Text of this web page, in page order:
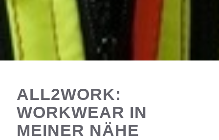
ALL2WORK:
WORKWEAR IN
MEINER NÄHE